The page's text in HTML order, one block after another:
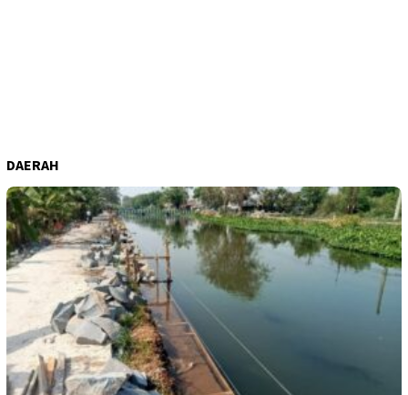
DAERAH